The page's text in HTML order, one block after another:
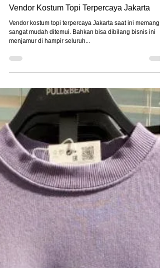
Vendor Kostum Topi Terpercaya Jakarta
Vendor kostum topi terpercaya Jakarta saat ini memang
menjamur di hampir seluruh...